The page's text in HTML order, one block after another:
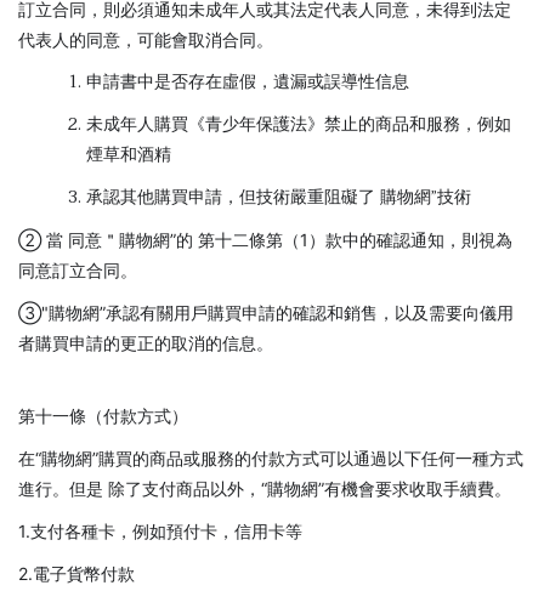
訂立合同，則必須通知未成年人或其法定代表人同意，未得到法定
代表人的同意，可能會取消合同。
申請書中是否存在虛假，遺漏或誤導性信息
未成年人購買《青少年保護法》禁止的商品和服務，例如
煙草和酒精
承認其他購買申請，但技術嚴重阻礙了 購物網”技術
② 當 同意＂購物網”的 第十二條第（1）款中的確認通知，則視為
同意訂立合同。
③"購物網”承認有關用戶購買申請的確認和銷售，以及需要向儀用
者購買申請的更正的取消的信息。
第十一條（付款方式）
在“購物網”購買的商品或服務的付款方式可以通過以下任何一種方式
進行。但是 除了支付商品以外，“購物網”有機會要求收取手續費。
1.支付各種卡，例如預付卡，信用卡等
2.電子貨幣付款